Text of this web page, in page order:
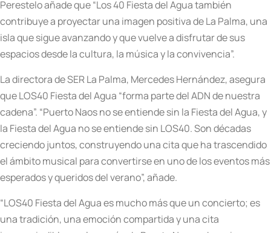
Perestelo añade que “Los 40 Fiesta del Agua también
contribuye a proyectar una imagen positiva de La Palma, una
isla que sigue avanzando y que vuelve a disfrutar de sus
espacios desde la cultura, la música y la convivencia”.
La directora de SER La Palma, Mercedes Hernández, asegura
que LOS40 Fiesta del Agua “forma parte del ADN de nuestra
cadena”. “Puerto Naos no se entiende sin la Fiesta del Agua, y
la Fiesta del Agua no se entiende sin LOS40. Son décadas
creciendo juntos, construyendo una cita que ha trascendido
el ámbito musical para convertirse en uno de los eventos más
esperados y queridos del verano”, añade.
“LOS40 Fiesta del Agua es mucho más que un concierto; es
una tradición, una emoción compartida y una cita